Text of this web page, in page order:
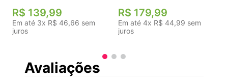
R$ 139,99
Em até 3x R$ 46,66 sem
juros
R$ 179,99
Em até 4x R$ 44,99 sem
juros
Avaliações